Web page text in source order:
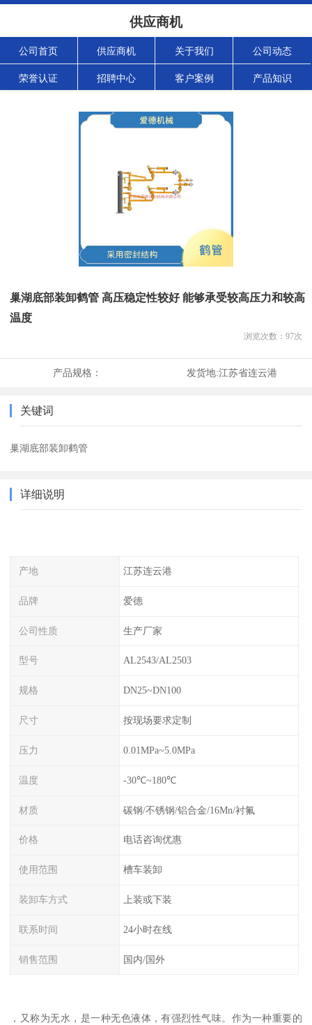
供应商机
公司首页 供应商机 关于我们 公司动态
荣誉认证 招聘中心 客户案例 产品知识
巢湖底部装卸鹤管 高压稳定性较好 能够承受较高压力和较高
温度
浏览次数： 97次
产品规格： 发货地:江苏省连云港
关键词
巢湖底部装卸鹤管
详细说明
产地 江苏连云港
品牌 爱德
公司性质 生产厂家
型号 AL2543/AL2503
规格 DN25~DN100
尺寸 按现场要求定制
压力 0.01MPa~5.0MPa
温度 -30℃~180℃
材质 碳钢/不锈钢/铝合金/16Mn/衬氟
价格 电话咨询优惠
使用范围 槽车装卸
装卸车方式 上装或下装
联系时间 24小时在线
销售范围 国内/国外
，又称为无水，是一种无色液体，有强烈性气味。作为一种重要的